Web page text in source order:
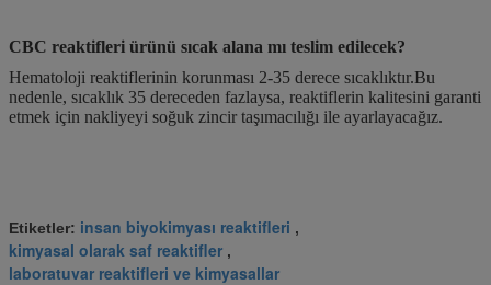
CBC reaktifleri ürünü sıcak alana mı teslim edilecek?
Hematoloji reaktiflerinin korunması 2-35 derece sıcaklıktır.Bu
nedenle, sıcaklık 35 dereceden fazlaysa, reaktiflerin kalitesini garanti
etmek için nakliyeyi soğuk zincir taşımacılığı ile ayarlayacağız.
Etiketler: insan biyokimyası reaktifleri ,
kimyasal olarak saf reaktifler ,
laboratuvar reaktifleri ve kimyasallar